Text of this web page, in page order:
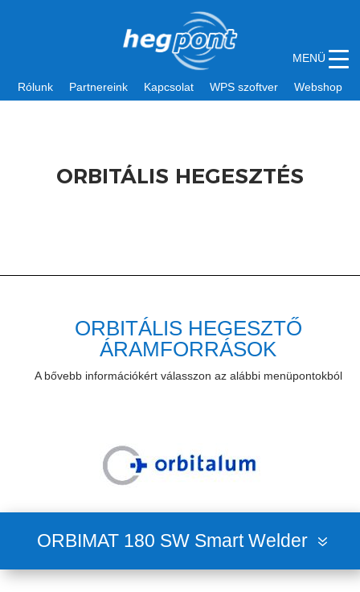
Rólunk Partnereink Kapcsolat WPS szoftver Webshop
MENÜ
ORBITÁLIS HEGESZTÉS
ORBITÁLIS HEGESZTŐ
ÁRAMFORRÁSOK
A bővebb információkért válasszon az alábbi menüpontokból
ORBIMAT 180 SW Smart Welder